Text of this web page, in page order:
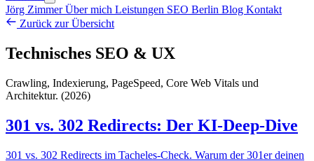
Jörg ZimmerÜber mich Leistungen SEO Berlin Blog Kontakt
Zurück zur Übersicht
Technisches SEO & UX
Crawling, Indexierung, PageSpeed, Core Web Vitals und
Architektur. (2026)
301 vs. 302 Redirects: Der KI-Deep-Dive
301 vs. 302 Redirects im Tacheles-Check. Warum der 301er deinen